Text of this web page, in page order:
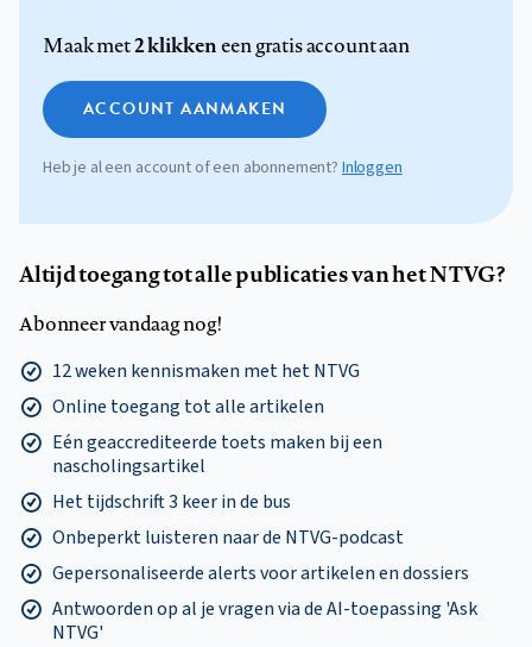
Maak met2 klikkeneen gratis account aan
ACCOUNT AANMAKEN
Heb je al een account of een abonnement? Inloggen
Altijd toegang tot alle publicaties van het NTVG?
Abonneer vandaag nog!
12 weken kennismaken met het NTVG
Online toegang tot alle artikelen
Eén geaccrediteerde toets maken bij een
nascholingsartikel
Het tijdschrift 3 keer in de bus
Onbeperkt luisteren naar de NTVG-podcast
Gepersonaliseerde alerts voor artikelen en dossiers
Antwoorden op al je vragen via de AI-toepassing 'Ask
NTVG'